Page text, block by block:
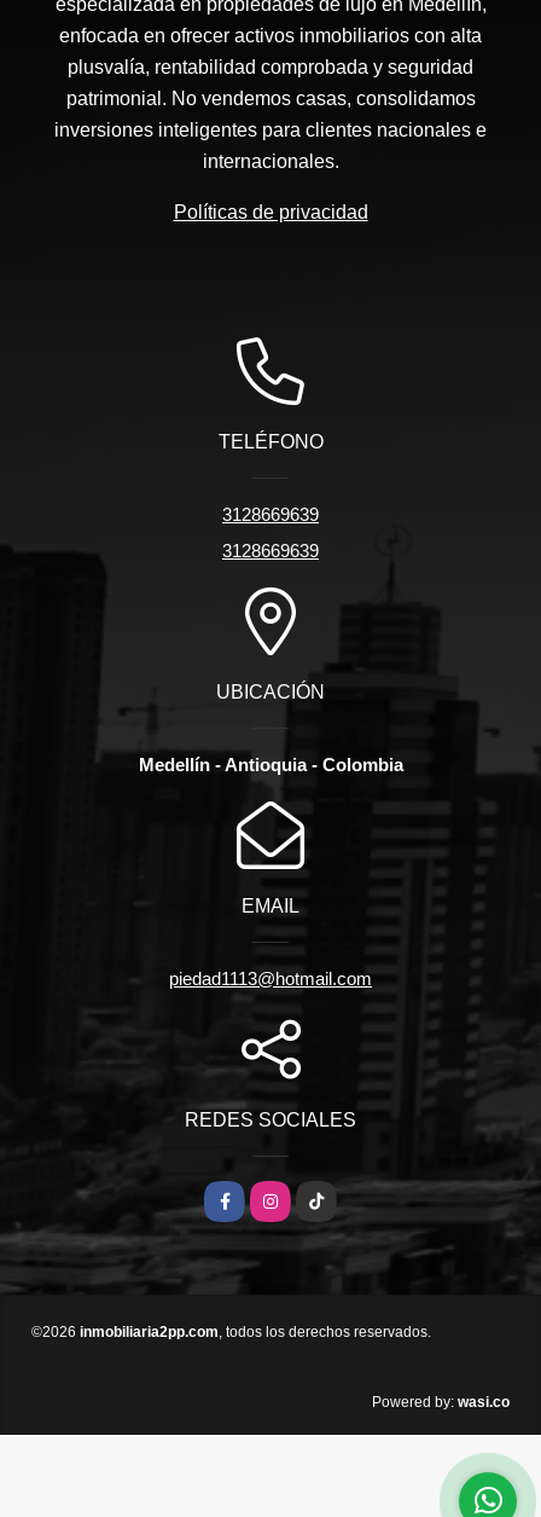
especializada en propiedades de lujo en Medellín,
enfocada en ofrecer activos inmobiliarios con alta
plusvalía, rentabilidad comprobada y seguridad
patrimonial. No vendemos casas, consolidamos
inversiones inteligentes para clientes nacionales e
internacionales.
Políticas de privacidad
TELÉFONO
3128669639
3128669639
UBICACIÓN
Medellín - Antioquia - Colombia
EMAIL
piedad1113@hotmail.com
REDES SOCIALES
FacebookInstagram
TikTok
©2026 inmobiliaria2pp.com, todos los derechos reservados.
Powered by: wasi.co